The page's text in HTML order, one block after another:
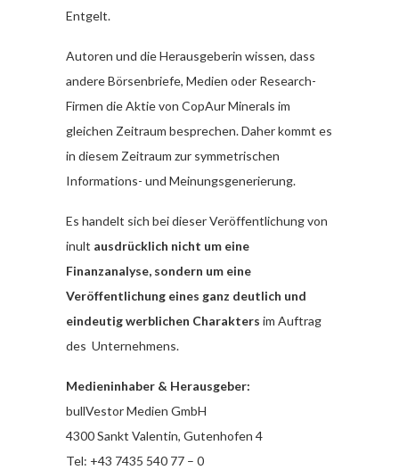
Entgelt.
Autoren und die Herausgeberin wissen, dass
andere Börsenbriefe, Medien oder Research-
Firmen die Aktie von CopAur Minerals im
gleichen Zeitraum besprechen. Daher kommt es
in diesem Zeitraum zur symmetrischen
Informations- und Meinungsgenerierung.
Es handelt sich bei dieser Veröffentlichung von
inult ausdrücklich nicht um eine
Finanzanalyse, sondern um eine
Veröffentlichung eines ganz deutlich und
eindeutig werblichen Charakters im Auftrag
des Unternehmens.
Medieninhaber & Herausgeber:
bullVestor Medien GmbH
4300 Sankt Valentin, Gutenhofen 4
Tel: +43 7435 540 77 – 0